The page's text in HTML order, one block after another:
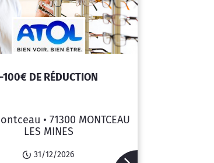
-100€ DE RÉDUCTION
• 71300 MONTCEAU
LES MINES
31/12/2026